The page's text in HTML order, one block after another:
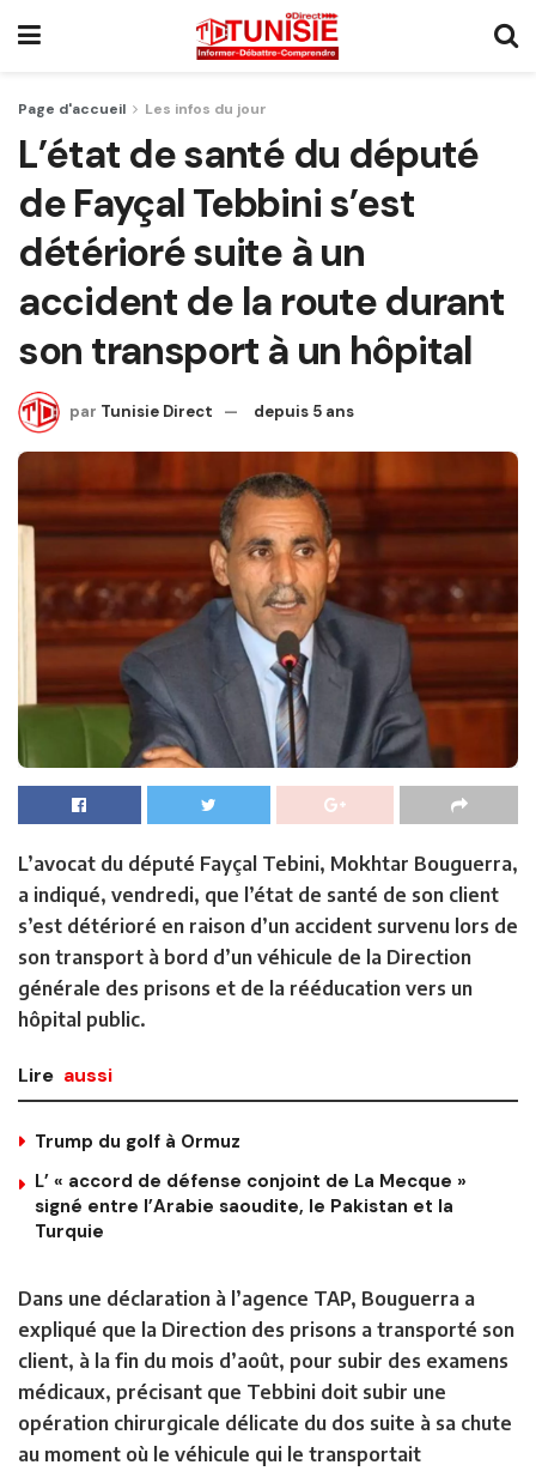
Page d'accueil Les infos du jour
L’état de santé du député
de Fayçal Tebbini s’est
détérioré suite à un
accident de la route durant
son transport à un hôpital
par Tunisie Direct depuis 5 ans
L’avocat du député Fayçal Tebini, Mokhtar Bouguerra,
a indiqué, vendredi, que l’état de santé de son client
s’est détérioré en raison d’un accident survenu lors de
son transport à bord d’un véhicule de la Direction
générale des prisons et de la rééducation vers un
hôpital public.
Lire aussi
Trump du golf à Ormuz
L’ « accord de défense conjoint de La Mecque »
signé entre l’Arabie saoudite, le Pakistan et la
Turquie
Dans une déclaration à l’agence TAP, Bouguerra a
expliqué que la Direction des prisons a transporté son
client, à la fin du mois d’août, pour subir des examens
médicaux, précisant que Tebbini doit subir une
opération chirurgicale délicate du dos suite à sa chute
au moment où le véhicule qui le transportait